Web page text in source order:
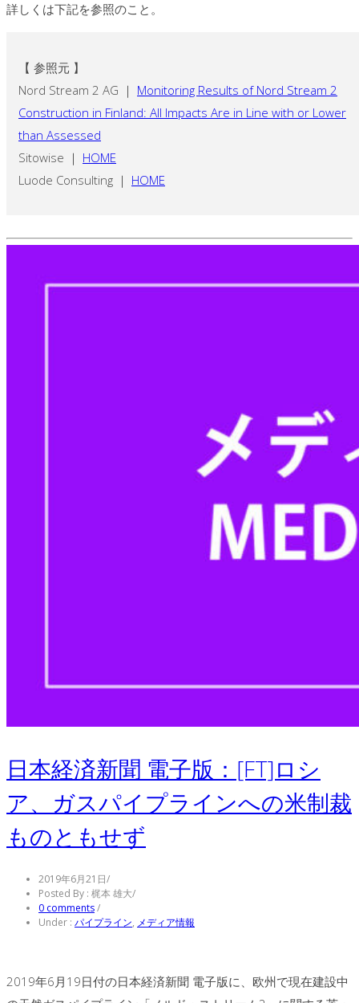
詳しくは下記を参照のこと。
【 参照元 】
Nord Stream 2 AG ｜ Monitoring Results of Nord Stream 2
Construction in Finland: All Impacts Are in Line with or Lower
than Assessed
Sitowise ｜ HOME
Luode Consulting ｜ HOME
日本経済新聞 電子版：[FT]ロシ
ア、ガスパイプラインへの米制裁
ものともせず
2019年6月21日/
Posted By : 梶本 雄大/
0 comments/
Under : パイプライン, メディア情報
2019年6月19日付の日本経済新聞 電子版に、欧州で現在建設中